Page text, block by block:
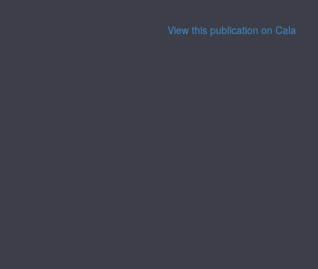
View this publication on Calaméo